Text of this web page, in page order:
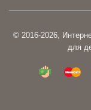
© 2016-2026,
для